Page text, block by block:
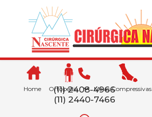
Home Ortopedia Meias Compressivas
(11) 2408-4966
(11) 2440-7466